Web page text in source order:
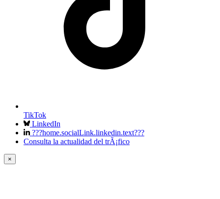
TikTok
LinkedIn
???home.socialLink.linkedin.text???
Consulta la actualidad del trÃ¡fico
×